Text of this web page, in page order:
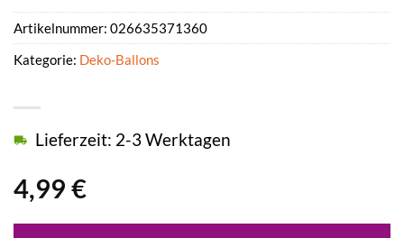
4,99 €
Lieferzeit: 2-3 Werktagen
Artikelnummer: 026635371360
Kategorie: Deko-Ballons